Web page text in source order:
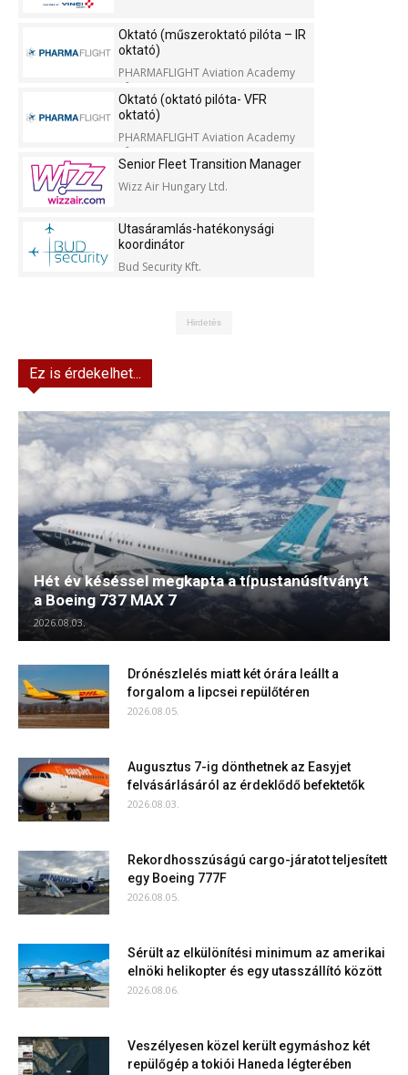
Oktató (műszeroktató pilóta – IR
oktató)
PHARMAFLIGHT Aviation Academy
Kft.
Oktató (oktató pilóta- VFR
oktató)
PHARMAFLIGHT Aviation Academy
Kft.
Senior Fleet Transition Manager
Wizz Air Hungary Ltd.
Utasáramlás-hatékonysági
koordinátor
Bud Security Kft.
Hirdetés
Ez is érdekelhet...
Hét év késéssel megkapta a típustanúsítványt
a Boeing 737 MAX 7
2026.08.03.
Drónészlelés miatt két órára leállt a
forgalom a lipcsei repülőtéren
2026.08.05.
Augusztus 7-ig dönthetnek az Easyjet
felvásárlásáról az érdeklődő befektetők
2026.08.03.
Rekordhosszúságú cargo-járatot teljesített
egy Boeing 777F
2026.08.05.
Sérült az elkülönítési minimum az amerikai
elnöki helikopter és egy utasszállító között
2026.08.06.
Veszélyesen közel került egymáshoz két
repülőgép a tokiói Haneda légterében